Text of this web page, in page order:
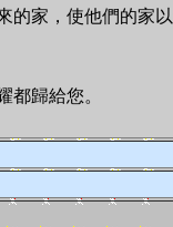
的家，使他們的家
歸給您。